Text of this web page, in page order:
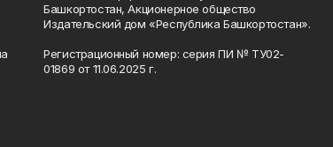
Башкортостан, Акционерное общество
Издательский дом «Республика Башкортостан».
Регистрационный номер: серия ПИ № ТУ02-
01869 от 11.06.2025 г.